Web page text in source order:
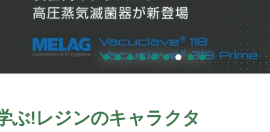
ぶ!レジンのキャラクタ